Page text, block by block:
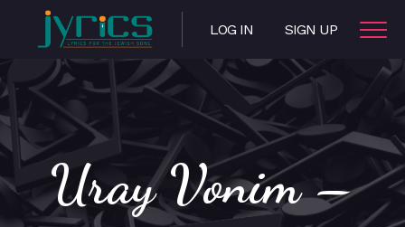
LOG IN SIGN UP
Uray Vonim –